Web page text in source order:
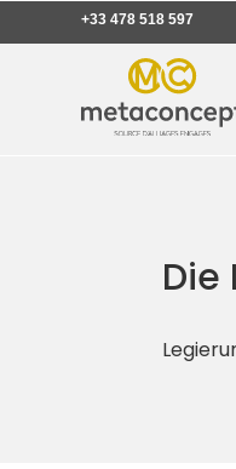
+33 478 518 597
Die